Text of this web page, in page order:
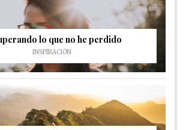
lo que no he perdido
INSPIRACIÓN